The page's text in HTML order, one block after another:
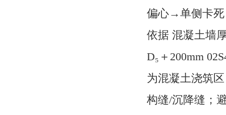
偏心→单侧卡死
依据 混凝土墙
D₅＋200mm
为混凝土浇筑
构缝/沉降缝；